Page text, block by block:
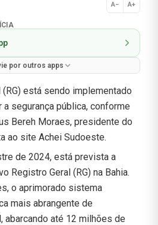
A− A+
Normal
por outros apps
está sendo implementado
a segurança pública, conforme
Bereh Moraes, presidente do
ao site Achei Sudoeste.
de 2024, está prevista a
Registro Geral (RG) na Bahia.
o aprimorado sistema
mais abrangente de
abarcando até 12 milhões de